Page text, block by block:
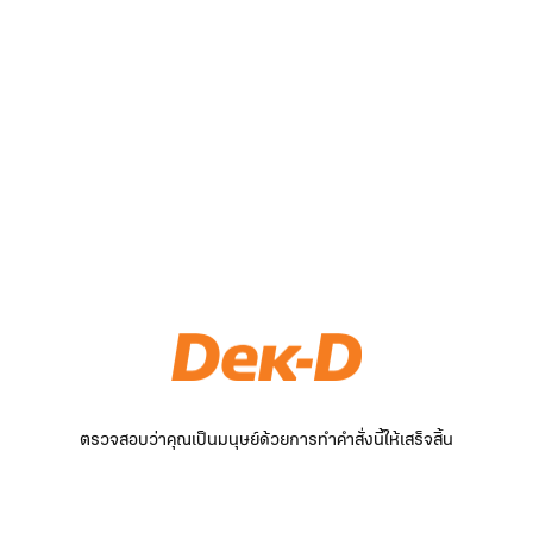
ตรวจสอบว่าคุณเป็นมนุษย์ด้วยการทำคำสั่งนี้ให้เสร็จสิ้น